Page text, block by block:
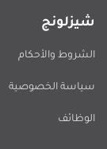
شيزلونج
الشروط والأحكام
سياسة الخصوصية
الوظائف